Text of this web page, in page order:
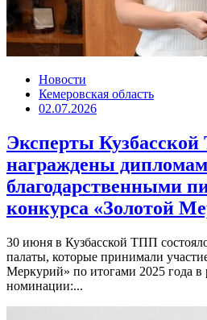
Новости
Кемеровская область
02.07.2026
Эксперты
награждены
благодарственными
конкурса «Золотой
30 июня в Кузбасской ТПП
палаты, которые принимали
Меркурий» по итогами 2025 года в
номинации:...